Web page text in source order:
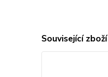
Související zboží